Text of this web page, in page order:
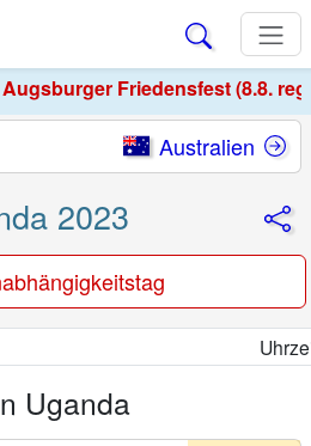
Augsburger Friedensfest (8.8.
Australien
2023
Uhrzeit
Uganda